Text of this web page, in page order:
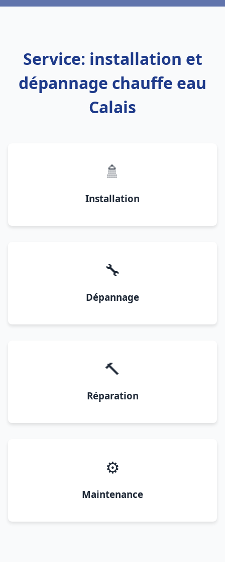
Service: installation et
dépannage chauffe eau
Calais
🚿
Installation
🔧
Dépannage
🔨
Réparation
⚙️
Maintenance